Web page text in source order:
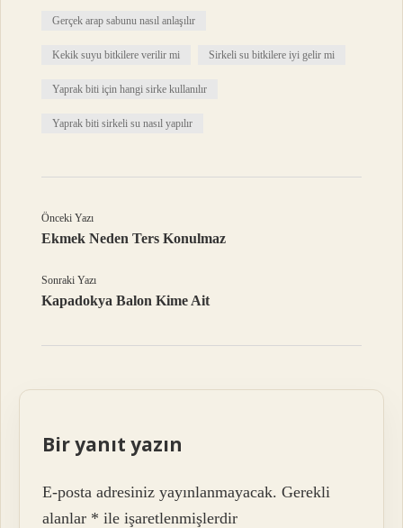
Gerçek arap sabunu nasıl anlaşılır
Kekik suyu bitkilere verilir mi Sirkeli su bitkilere iyi gelir mi
Yaprak biti için hangi sirke kullanılır
Yaprak biti sirkeli su nasıl yapılır
Önceki Yazı
Ekmek Neden Ters Konulmaz
Sonraki Yazı
Kapadokya Balon Kime Ait
Bir yanıt yazın
E-posta adresiniz yayınlanmayacak. Gerekli
alanlar * ile işaretlenmişlerdir